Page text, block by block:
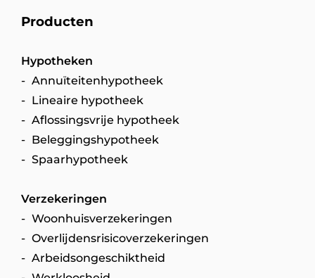
Producten
Hypotheken
Annuïteitenhypotheek
Lineaire hypotheek
Aflossingsvrije hypotheek
Beleggingshypotheek
Spaarhypotheek
Verzekeringen
Woonhuisverzekeringen
Overlijdensrisicoverzekeringen
Arbeidsongeschiktheid